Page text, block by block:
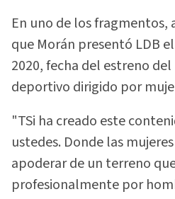
En uno de los
que Morán presentó LDB
2020, fecha del estreno
deportivo dirigido por
"TSi ha creado este
ustedes. Donde las
apoderar de un terreno
profesionalmente por